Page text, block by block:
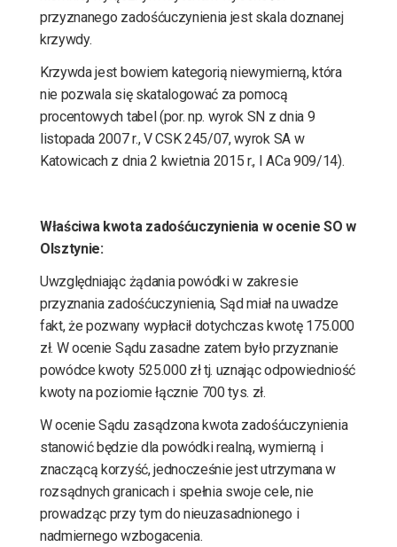
przyznanego zadośćuczynienia jest skala doznanej
krzywdy.
Krzywda jest bowiem kategorią niewymierną, która
nie pozwala się skatalogować za pomocą
procentowych tabel (por. np. wyrok SN z dnia 9
listopada 2007 r., V CSK 245/07, wyrok SA w
Katowicach z dnia 2 kwietnia 2015 r., I ACa 909/14).
Właściwa kwota zadośćuczynienia w ocenie SO w
Olsztynie:
Uwzględniając żądania powódki w zakresie
przyznania zadośćuczynienia, Sąd miał na uwadze
fakt, że pozwany wypłacił dotychczas kwotę 175.000
zł. W ocenie Sądu zasadne zatem było przyznanie
powódce kwoty 525.000 zł tj. uznając odpowiedniość
kwoty na poziomie łącznie 700 tys. zł.
W ocenie Sądu zasądzona kwota zadośćuczynienia
stanowić będzie dla powódki realną, wymierną i
znaczącą korzyść, jednocześnie jest utrzymana w
rozsądnych granicach i spełnia swoje cele, nie
prowadząc przy tym do nieuzasadnionego i
nadmiernego wzbogacenia.